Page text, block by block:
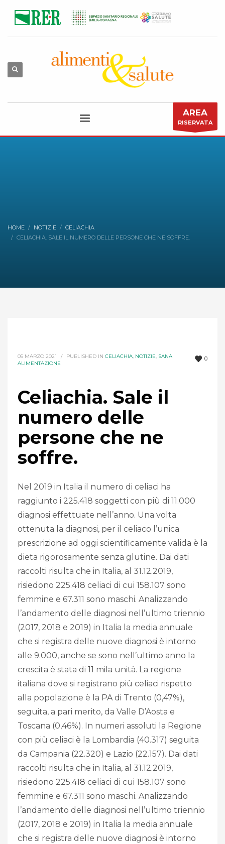
AREA
RISERVATA
HOME NOTIZIE
CELIACHIA
CELIACHIA. SALE IL NUMERO DELLE PERSONE CHE NE SOFFRE.
0
05 MARZO 2021 / PUBLISHED IN CELIACHIA, NOTIZIE, SANA
ALIMENTAZIONE
Celiachia. Sale il
numero delle
persone che ne
soffre.
Nel 2019 in Italia il numero di celiaci ha
raggiunto i 225.418 soggetti con più di 11.000
diagnosi effettuate nell’anno. Una volta
ottenuta la diagnosi, per il celiaco l’unica
prescrizione ad oggi scientificamente valida è la
dieta rigorosamente senza glutine. Dai dati
raccolti risulta che in Italia, al 31.12.2019,
risiedono 225.418 celiaci di cui 158.107 sono
femmine e 67.311 sono maschi. Analizzando
l’andamento delle diagnosi nell’ultimo triennio
(2017, 2018 e 2019) in Italia la media annuale
che si registra delle nuove diagnosi è intorno
alle 9.000, anche se sono nell’ultimo anno la
crescita è stata di 11 mila unità. La regione
italiana dove si registrano più celiaci rispetto
alla popolazione è la PA di Trento (0,47%),
seguita, a pari merito, da Valle D’Aosta e
Toscana (0,46%). In numeri assoluti la Regione
con più celiaci è la Lombardia (40.317) seguita
da Campania (22.320) e Lazio (22.157). Dai dati
raccolti risulta che in Italia, al 31.12.2019,
risiedono 225.418 celiaci di cui 158.107 sono
femmine e 67.311 sono maschi. Analizzando
l’andamento delle diagnosi nell’ultimo triennio
(2017, 2018 e 2019) in Italia la media annuale
che si registra delle nuove diagnosi è intorno